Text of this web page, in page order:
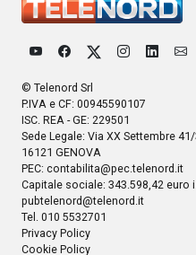
© Telenord Srl
P.IVA e CF: 00945590107
ISC. REA - GE: 229501
Sede Legale: Via XX Settembre
16121 GENOVA
PEC: contabilita@pec.telenord.it
Capitale sociale: 343.598,42 euro
pubtelenord@telenord.it
Tel. 010 5532701
Privacy Policy
Cookie Policy